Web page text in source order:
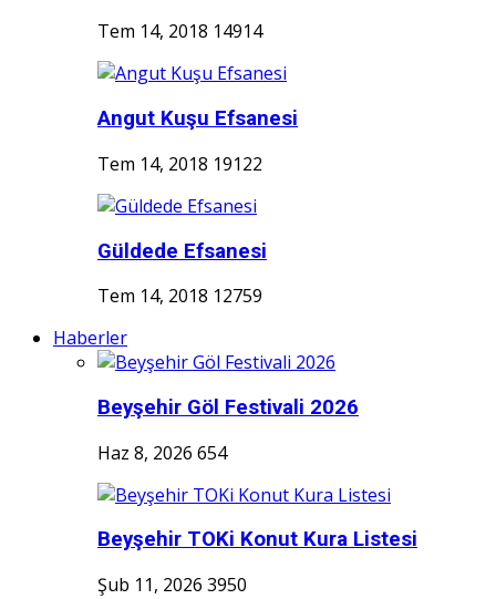
Tem 14, 2018 14914
Angut Kuşu Efsanesi
Tem 14, 2018 19122
Güldede Efsanesi
Tem 14, 2018 12759
Haberler
Beyşehir Göl Festivali 2026
Haz 8, 2026 654
Beyşehir TOKi Konut Kura Listesi
Şub 11, 2026 3950